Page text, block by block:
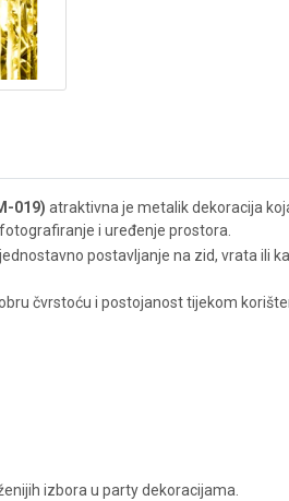
019) atraktivna je metalik dekoracija
i uređenje prostora.
postavljanje na zid, vrata ili
čvrstoću i postojanost tijekom
izbora u party dekoracijama.